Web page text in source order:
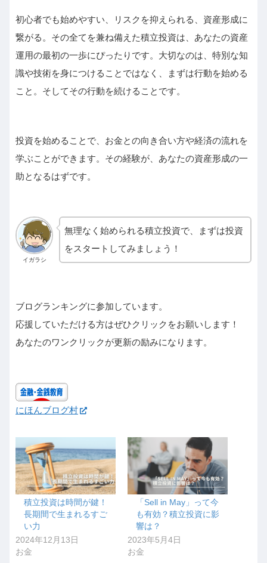
初心者でも始めやすい、リスクを抑えられる、資産形成に
繋がる。その全てを兼ね備えた積立投資は、あなたの資産
運用の最初の一歩にぴったりです。大切なのは、特別な知
識や技術を身につけることではなく、まずは行動を始める
こと。そしてその行動を続けることです。
投資を始めることで、お金との向き合い方や経済の流れを
学ぶことができます。その経験が、あなたの資産形成の一
助となるはずです。
イガラシ
無理なく始められる積立投資で、まずは投資
をスタートしてみましょう！
ブログランキングに参加しています。
応援していただける方はぜひクリックをお願いします！
あなたのワンクリックが更新の励みになります。
にほんブログ村
積立投資は時間が鍵！
長期間で生まれるすご
い力
2024年12月13日
お金
「Sell in May」って今
も有効？積立投資に影
響は？
2023年5月4日
お金